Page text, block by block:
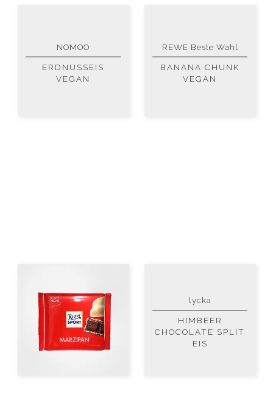
NOMOO
ERDNUSSEIS
VEGAN
REWE Beste Wahl
BANANA CHUNK
VEGAN
lycka
HIMBEER
CHOCOLATE SPLIT
EIS